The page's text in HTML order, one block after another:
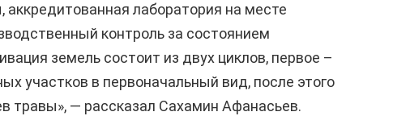
лаборатория на месте
контроль за состоянием
земель состоит из двух циклов, первое –
участков в первоначальный вид, после этого
травы», — рассказал Сахамин Афанасьев.